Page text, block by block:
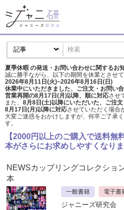
夏季休暇 の発送・お問い合わせに関するお
誠に勝手ながら、以下の期間を休業とさせて
2026年8月11日(火)~2026年8月16日(日)
休業中にいただきました、ご注文・お問い
営業再開の8月17日(月)以降、順に対応させ
また、 8月8日(土)以降にいただいた、ご注文
8月17日(月)以降に対応させていただく場合
大変ご迷惑をおかけしますが、 何卒ご了承
す。
【2000円以上のご購入で送料無
本がさらにお求めしやすくなりま
NEWSカップリングコレクショ
本
一般書籍 電子書
ジャニーズ研究会